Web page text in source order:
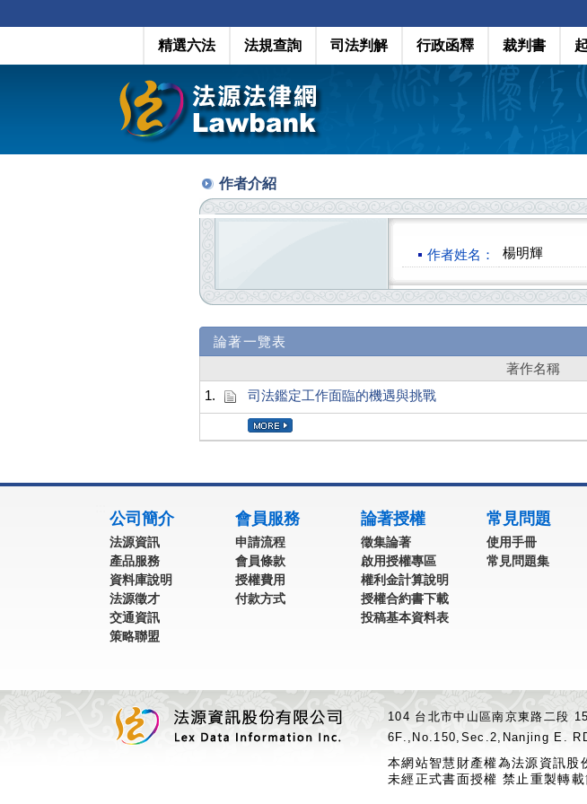
精選六法 法規查詢 司法判解 行政函釋 裁判書
作者介紹
作者姓名： 楊明輝
論著一覽表
著作名稱
1.
司法鑑定工作面臨的機遇與挑戰
公司簡介
法源資訊
產品服務
資料庫說明
法源徵才
交通資訊
策略聯盟
會員服務
申請流程
會員條款
授權費用
付款方式
論著授權
徵集論著
啟用授權專區
權利金計算說明
授權合約書下載
投稿基本資料表
常見問題
使用手冊
常見問題集
104 台北市中山區南京東路二段
6F.,No.150,Sec.2,Nanjing E.
本網站智慧財產權為法源資訊股
未經正式書面授權 禁止重製轉